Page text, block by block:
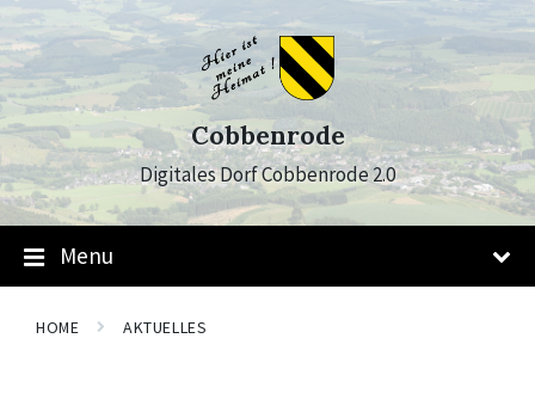
Skip
to
content
Skip
to
main
navigation
Skip
to
footer
Cobbenrode
Digitales Dorf Cobbenrode 2.0
Menu
HOME AKTUELLES